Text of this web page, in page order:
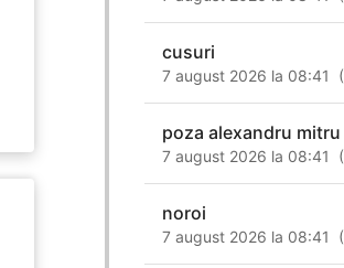
cusuri
7 august 2026 la 08:41 (
poza alexandru mitru
7 august 2026 la 08:41 (
noroi
7 august 2026 la 08:41 (